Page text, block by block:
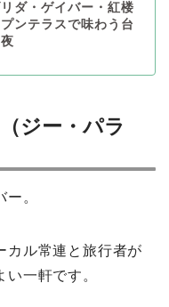
ダ・ゲイバー・紅楼
ンテラスで味わう台
ジー・パラ
。
カル常連と旅行者が
一軒です。